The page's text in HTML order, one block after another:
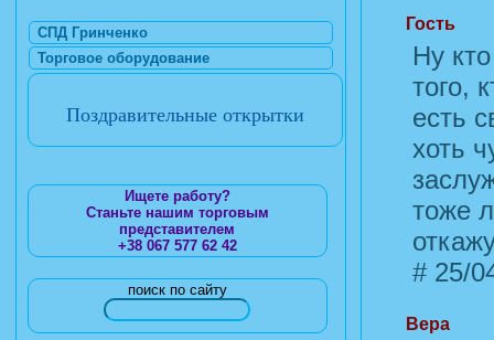
Гость
Ну
того,
есть
хоть
тоже
#25/
Вера
СПД Гринченко
Торговое оборудование
Поздравительные открытки
Ищете работу?
Станьте нашим торговым
представителем
+38 067 577 62 42
поиск по сайту